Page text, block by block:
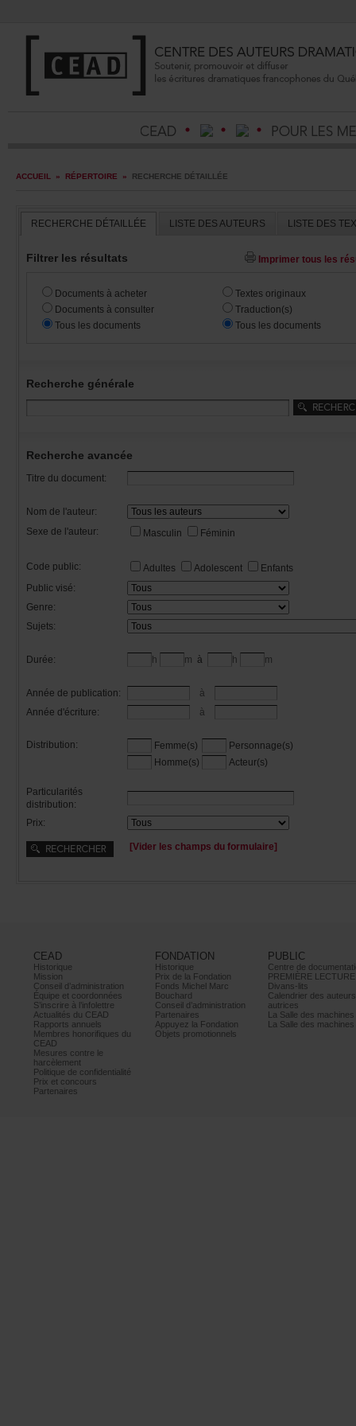
ACCUEIL » RÉPERTOIRE » RECHERCHEDÉTAILLÉE
RECHERCHEDÉTAILLÉE LISTEDESAUTEURS
Filtrerlesrésultats
Documentsàacheter
Documentsàconsulter
Touslesdocuments
Textesoriginaux
Traduction(s)
Touslesdocuments
Recherchegénérale
Rechercheavancée
Titredudocument:
Nomdel'auteur:
Sexedel'auteur:
Masculin Féminin
Codepublic: Adultes Adolescent
Enfants
Publicvisé:
Genre:
Sujets:
Durée: h m à h m
Annéedepublication:
à
Annéed'écriture:
à
Distribution: Femme(s)
Personnage(s)
Homme(s)
Acteur(s)
Particularités
distribution:
Prix:
[Viderleschampsduformulaire]
CEAD
Historique
Mission
Conseild’administration
Équipeetcoordonnées
S’inscrireàl’infolettre
ActualitésduCEAD
Rapportsannuels
Membreshonorifiquesdu
CEAD
Mesurescontrele
harcèlement
Politiquedeconfidentialité
Prixetconcours
Partenaires
FONDATION
Historique
PrixdelaFondation
FondsMichelMarc
Bouchard
Conseild’administration
Partenaires
AppuyezlaFondation
Objetspromotionnels
PUBLIC
PREMIÈRELECTURE
Divans-lits
autrices